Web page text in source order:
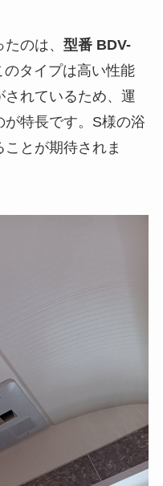
のは、 型番 BDV-
のタイプは高い性能
されているため、運
特長です。S様の浴
とが期待されま